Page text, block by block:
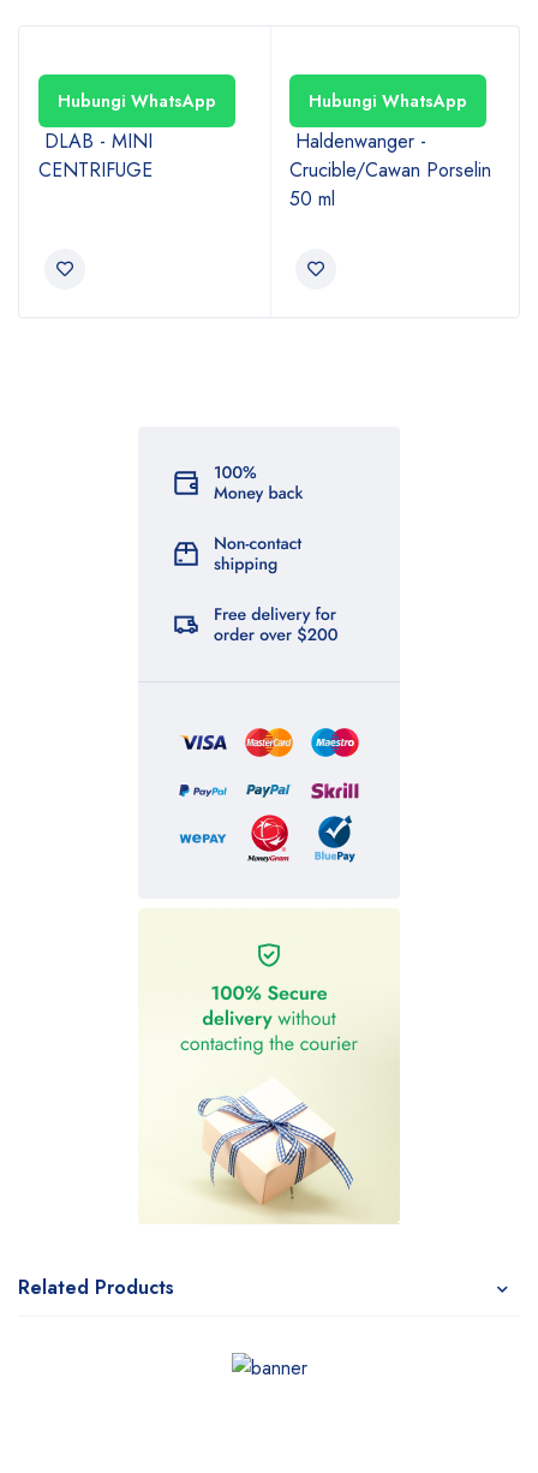
Hubungi WhatsApp
DLAB - MINI
CENTRIFUGE
Hubungi WhatsApp
Haldenwanger -
Crucible/Cawan Porselin
50 ml
Related Products